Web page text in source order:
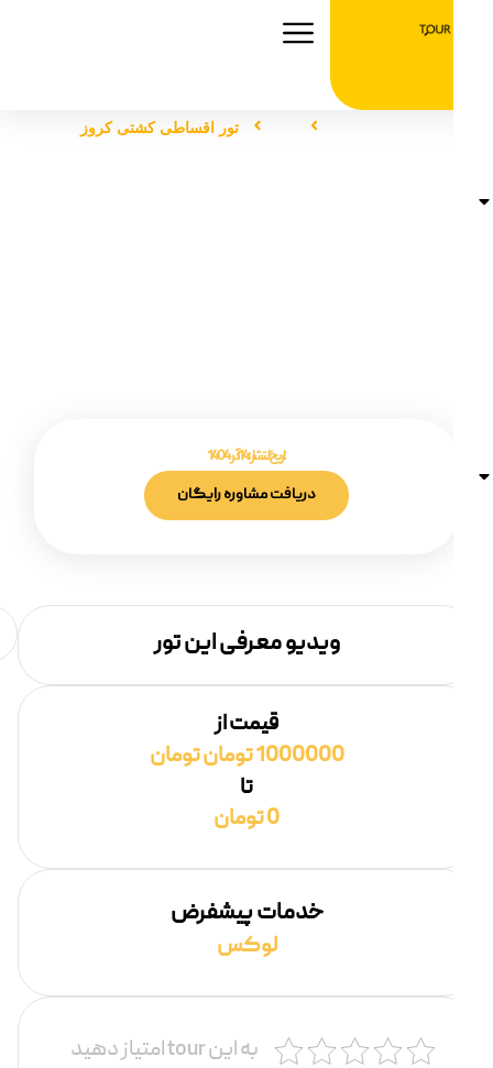
تور تور اقساطی کشتی کروز
14 آذر 1404
دریافت مشاوره رایگان
ویدیو معرفی این تور
قیمت از
1000000 تومان تومان
خدمات پیشفرض
لوکس
به این tour امتیاز دهید